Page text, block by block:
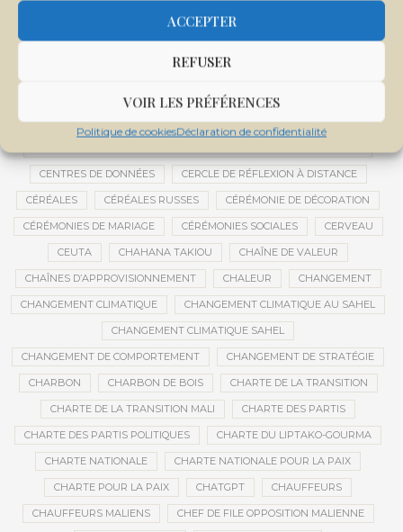
ACCEPTER
REFUSER
VOIR LES PRÉFÉRENCES
Politique de cookiesDéclaration de confidentialité
CENTRALE SOLAIRE DE SANANKOROBA
CENTRE D'INTELLIGENCE ARTIFICIELLE
CENTRE DE SANTÉ COMMUNAUTAIRE
CENTRE INTERNATIONAL DE CONFÉRENCES DE BAMAKO
CENTRE MALI
CENTRES DE DONNÉES CERCLE DE RÉFLEXION À DISTANCE
CÉRÉALES CÉRÉALES RUSSES CÉRÉMONIE DE DÉCORATION
CÉRÉMONIES DE MARIAGE CÉRÉMONIES SOCIALES CERVEAU
CEUTA CHAHANA TAKIOU CHAÎNE DE VALEUR
CHAÎNES D’APPROVISIONNEMENT CHALEUR CHANGEMENT
CHANGEMENT CLIMATIQUE CHANGEMENT CLIMATIQUE AU SAHEL
CHANGEMENT CLIMATIQUE SAHEL
CHANGEMENT DE COMPORTEMENT CHANGEMENT DE STRATÉGIE
CHARBON CHARBON DE BOIS CHARTE DE LA TRANSITION
CHARTE DE LA TRANSITION MALI CHARTE DES PARTIS
CHARTE DES PARTIS POLITIQUES CHARTE DU LIPTAKO-GOURMA
CHARTE NATIONALE CHARTE NATIONALE POUR LA PAIX
CHARTE POUR LA PAIX CHATGPT CHAUFFEURS
CHAUFFEURS MALIENS CHEF DE FILE OPPOSITION MALIENNE